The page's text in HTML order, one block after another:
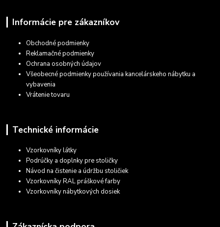
Informácie pre zákazníkov
Obchodné podmienky
Reklamačné podmienky
Ochrana osobných údajov
Všeobecné podmienky používania kancelárskeho nábytku a
vybavenia
Vrátenie tovaru
Technické informácie
Vzorkovníky látky
Podrúčky a doplnky pre stoličky
Návod na čistenie a údržbu stoličiek
Vzorkovníky RAL práškové farby
Vzorkovníky nábytkových dosiek